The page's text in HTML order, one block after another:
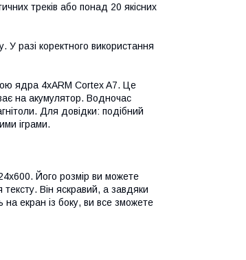
треків або понад 20 якісних
разі коректного використання
ядра 4хARM Cortex A7. Це
на акумулятор. Водночас
Для довідки: подібний
іграми.
Його розмір ви можете
Він яскравий, а завдяки
на екран із боку, ви все зможете